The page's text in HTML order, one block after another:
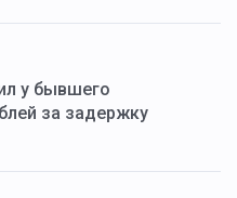
у бывшего
за задержку